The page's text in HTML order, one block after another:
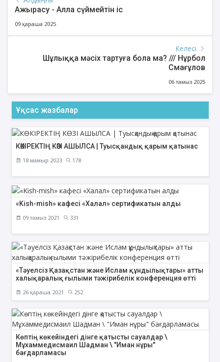
Ажырасу - Алла сүймейтін іс
09 қараша 2025
Келесі
Шұлыққа мәсіх тартуға бола ма? /// Нұрбол
Смағұлов
06 тамыз 2025
Ұқсас жазбалар
КӨКІРЕКТІҢ КӨЗІ АШЫЛСА | Туысқандық қарым қатынас
18 мамыр 2023 178
«Kish-mish» кафесі «Халал» сертификатын алды
09 тамыз 2021 331
«Тәуелсіз Қазақстан және Ислам құндылықтары» атты
халықаралық ғылыми тәжірибелік конференция өтті
26 қараша 2021 252
Көптің көкейіндегі дінге қатысты сауалдар \
Мұхаммедисмаил Шадман \ "Иман нұры"
бағдарламасы